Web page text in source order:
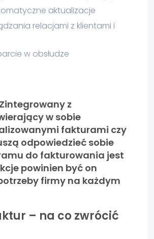
aktualizacje
relacjami z klientami i
w obsłudze
z
w sobie
fakturami czy
odpowiedzieć sobie
do fakturowania jest
powinien być on
firmy na każdym
– na co zwrócić